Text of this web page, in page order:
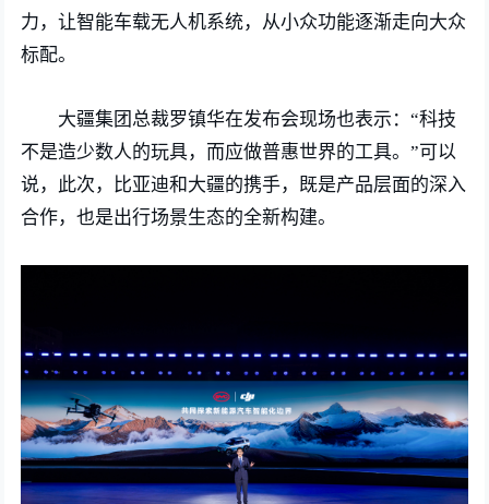
力，让智能车载无人机系统，从小众功能逐渐走向大众
标配。
大疆集团总裁罗镇华在发布会现场也表示：“科技
不是造少数人的玩具，而应做普惠世界的工具。”可以
说，此次，比亚迪和大疆的携手，既是产品层面的深入
合作，也是出行场景生态的全新构建。